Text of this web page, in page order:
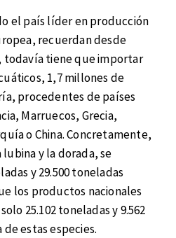
el país líder en producción
recuerdan desde
todavía tiene que importar
1,7 millones de
procedentes de países
Marruecos, Grecia,
o China. Concretamente,
y la dorada, se
y 29.500 toneladas
los productos nacionales
25.102 toneladas y 9.562
estas especies.